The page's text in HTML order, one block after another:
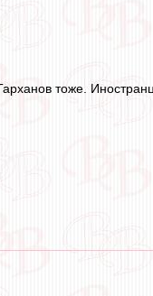
тоже.